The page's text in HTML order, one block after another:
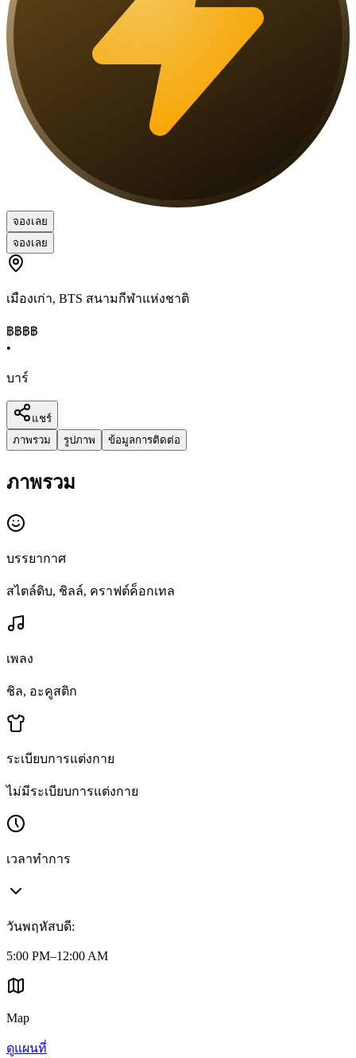
จองเลย
จองเลย
เมืองเก่า, BTS สนามกีฬาแห่งชาติ
฿฿฿฿
•
บาร์
แชร์
ภาพรวม
รูปภาพ ข้อมูลการติดต่อ
ภาพรวม
บรรยากาศ
สไตล์ดิบ, ชิลล์, คราฟต์ค็อกเทล
เพลง
ชิล, อะคูสติก
ระเบียบการแต่งกาย
ไม่มีระเบียบการแต่งกาย
เวลาทำการ
วันพฤหัสบดี:
5:00 PM–12:00 AM
Map
ดูแผนที่